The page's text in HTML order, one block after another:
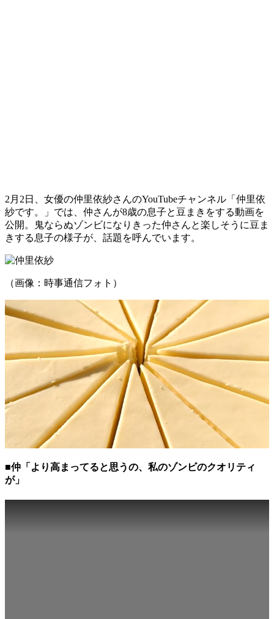
2月2日、女優の仲里依紗さんのYouTubeチャンネル「仲里依
紗です。」では、仲さんが8歳の息子と豆まきをする動画を
公開。鬼ならぬゾンビになりきった仲さんと楽しそうに豆ま
きする息子の様子が、話題を呼んでいます。
（画像：時事通信フォト）
■仲「より高まってると思うの、私のゾンビのクオリティ
が」